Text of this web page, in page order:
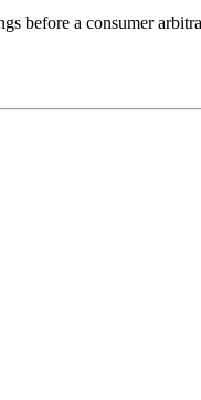
before a consumer